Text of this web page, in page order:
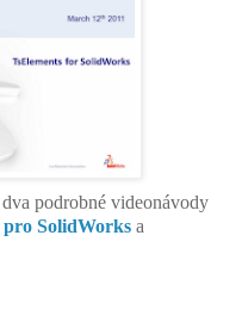
podrobné videonávody
pro SolidWorks a